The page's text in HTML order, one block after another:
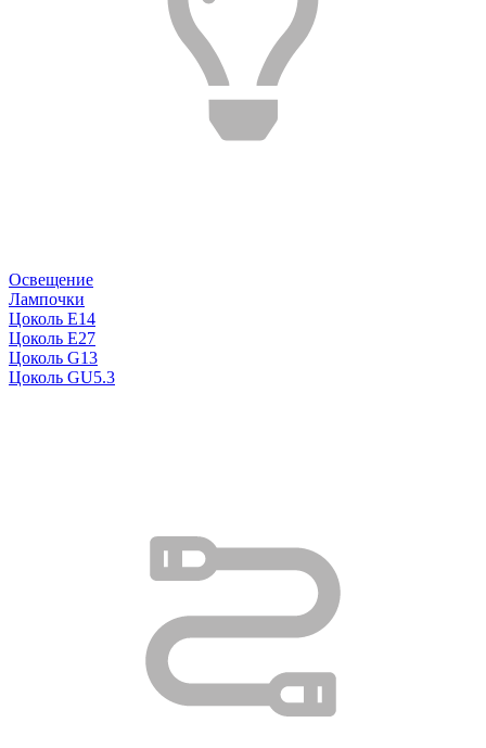
Освещение
Лампочки
Цоколь E14
Цоколь E27
Цоколь G13
Цоколь GU5.3